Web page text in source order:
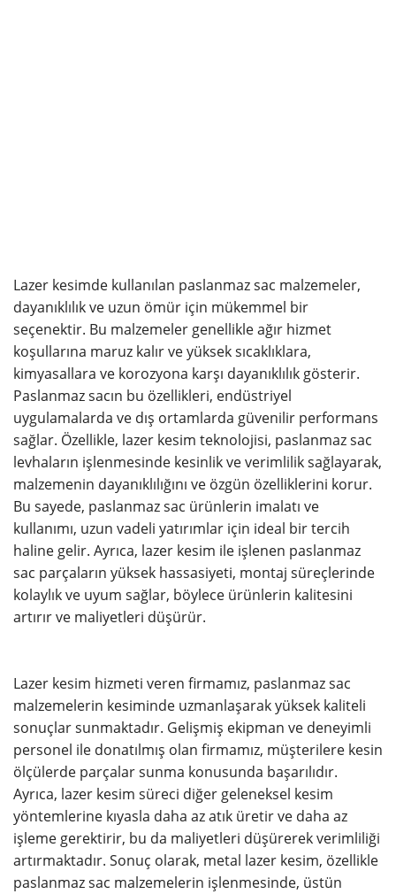
Lazer kesimde kullanılan paslanmaz sac malzemeler,
dayanıklılık ve uzun ömür için mükemmel bir
seçenektir. Bu malzemeler genellikle ağır hizmet
koşullarına maruz kalır ve yüksek sıcaklıklara,
kimyasallara ve korozyona karşı dayanıklılık gösterir.
Paslanmaz sacın bu özellikleri, endüstriyel
uygulamalarda ve dış ortamlarda güvenilir performans
sağlar. Özellikle, lazer kesim teknolojisi, paslanmaz sac
levhaların işlenmesinde kesinlik ve verimlilik sağlayarak,
malzemenin dayanıklılığını ve özgün özelliklerini korur.
Bu sayede, paslanmaz sac ürünlerin imalatı ve
kullanımı, uzun vadeli yatırımlar için ideal bir tercih
haline gelir. Ayrıca, lazer kesim ile işlenen paslanmaz
sac parçaların yüksek hassasiyeti, montaj süreçlerinde
kolaylık ve uyum sağlar, böylece ürünlerin kalitesini
artırır ve maliyetleri düşürür.
Lazer kesim hizmeti veren firmamız, paslanmaz sac
malzemelerin kesiminde uzmanlaşarak yüksek kaliteli
sonuçlar sunmaktadır. Gelişmiş ekipman ve deneyimli
personel ile donatılmış olan firmamız, müşterilere kesin
ölçülerde parçalar sunma konusunda başarılıdır.
Ayrıca, lazer kesim süreci diğer geleneksel kesim
yöntemlerine kıyasla daha az atık üretir ve daha az
işleme gerektirir, bu da maliyetleri düşürerek verimliliği
artırmaktadır. Sonuç olarak, metal lazer kesim, özellikle
paslanmaz sac malzemelerin işlenmesinde, üstün